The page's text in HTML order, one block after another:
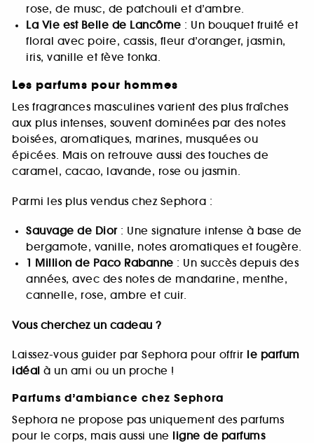
rose, de musc, de patchouli et d’ambre.
La Vie est Belle de Lancôme : Un bouquet fruité et
floral avec poire, cassis, fleur d’oranger, jasmin,
iris, vanille et fève tonka.
Les parfums pour hommes
Les fragrances masculines varient des plus fraîches
aux plus intenses, souvent dominées par des notes
boisées, aromatiques, marines, musquées ou
épicées. Mais on retrouve aussi des touches de
caramel, cacao, lavande, rose ou jasmin.
Parmi les plus vendus chez Sephora :
Sauvage de Dior: Une signature intense à base de
bergamote, vanille, notes aromatiques et fougère.
1 Million de Paco Rabanne : Un succès depuis des
années, avec des notes de mandarine, menthe,
cannelle, rose, ambre et cuir.
Vous cherchez un cadeau ?
Laissez-vous guider par Sephora pour offrir le parfum
idéal à un ami ou un proche !
Parfums d’ambiance chez Sephora
Sephora ne propose pas uniquement des parfums
pour le corps, mais aussi une ligne de parfums